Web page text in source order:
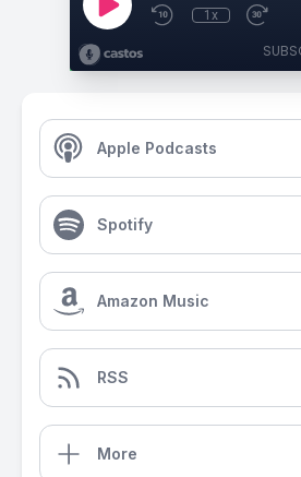
1x
Apple Podcasts
Spotify
Amazon Music
RSS
More